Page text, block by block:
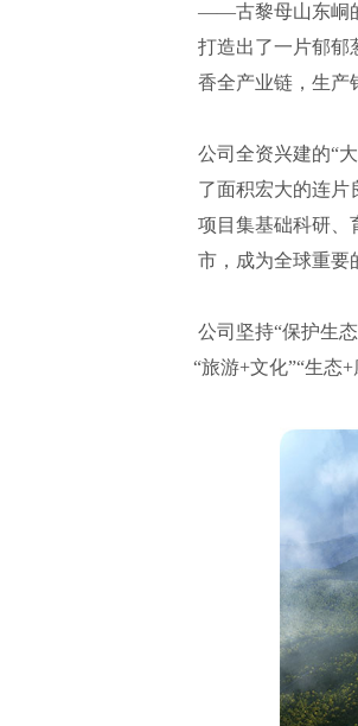
海南中部山区琼中县湾岭
葱葱的沉香森林和包括了基
销售沉香原料、精油、熏香
观沉香产业园区”项目，
良种沉香种植基地、沉香科
育种育苗、种植造香、加工
重要的沉香大宗商
态、绿色发展；以林为本、
态+康养”等方式，推动林